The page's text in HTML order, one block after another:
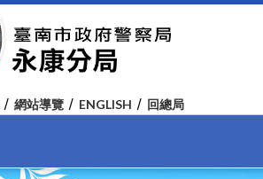
網站導覽 ENGLISH 回總局